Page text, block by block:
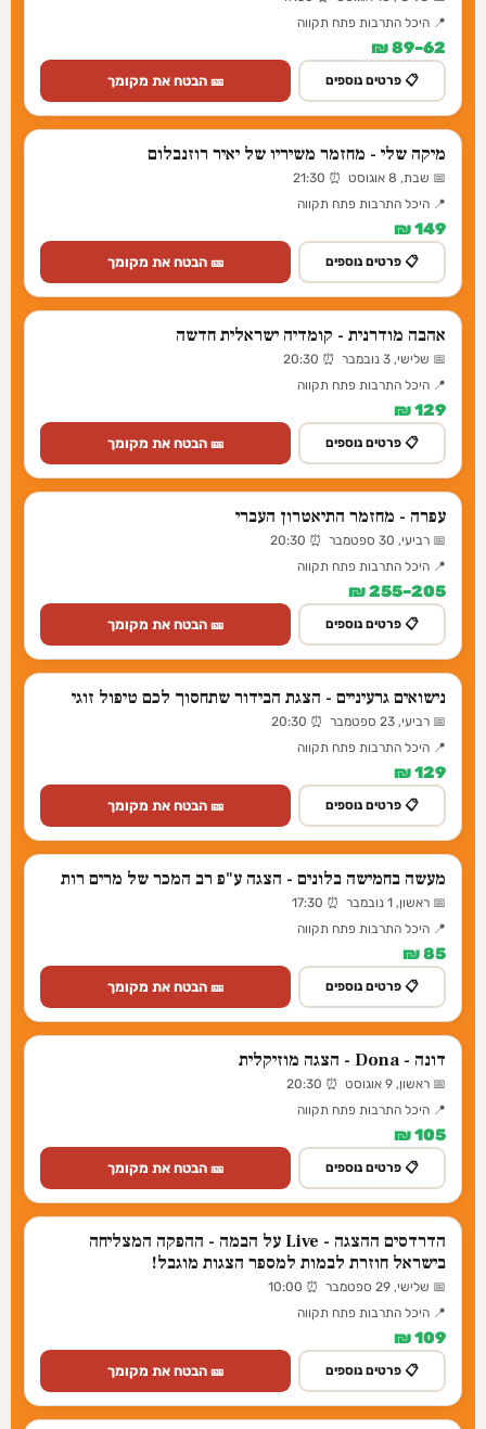
📍 היכל התרבות פתח תקווה
62–89 ₪
📋 פרטים נוספים 🎫 הבטח את מקומך
מיקה שלי - מחזמר משיריו של יאיר רוזנבלום
📅 שבת, 8 אוגוסט ⏰ 21:30
📍 היכל התרבות פתח תקווה
149 ₪
📋 פרטים נוספים 🎫 הבטח את מקומך
אהבה מודרנית - קומדיה ישראלית חדשה
📅 שלישי, 3 נובמבר ⏰ 20:30
📍 היכל התרבות פתח תקווה
129 ₪
📋 פרטים נוספים 🎫 הבטח את מקומך
עפרה - מחזמר התיאטרון העברי
📅 רביעי, 30 ספטמבר ⏰ 20:30
📍 היכל התרבות פתח תקווה
205–255 ₪
📋 פרטים נוספים 🎫 הבטח את מקומך
נישואים גרעיניים - הצגת הבידור שתחסוך לכם טיפול זוגי
📅 רביעי, 23 ספטמבר ⏰ 20:30
📍 היכל התרבות פתח תקווה
129 ₪
📋 פרטים נוספים 🎫 הבטח את מקומך
מעשה בחמישה בלונים - הצגה ע"פ רב המכר של מרים רות
📅 ראשון, 1 נובמבר ⏰ 17:30
📍 היכל התרבות פתח תקווה
85 ₪
📋 פרטים נוספים 🎫 הבטח את מקומך
דונה - Dona - הצגה מוזיקלית
📅 ראשון, 9 אוגוסט ⏰ 20:30
📍 היכל התרבות פתח תקווה
105 ₪
📋 פרטים נוספים 🎫 הבטח את מקומך
הדרדסים ההצגה - Live על הבמה - ההפקה המצליחה
בישראל חוזרת לבמות למספר הצגות מוגבל!
📅 שלישי, 29 ספטמבר ⏰ 10:00
📍 היכל התרבות פתח תקווה
109 ₪
📋 פרטים נוספים 🎫 הבטח את מקומך